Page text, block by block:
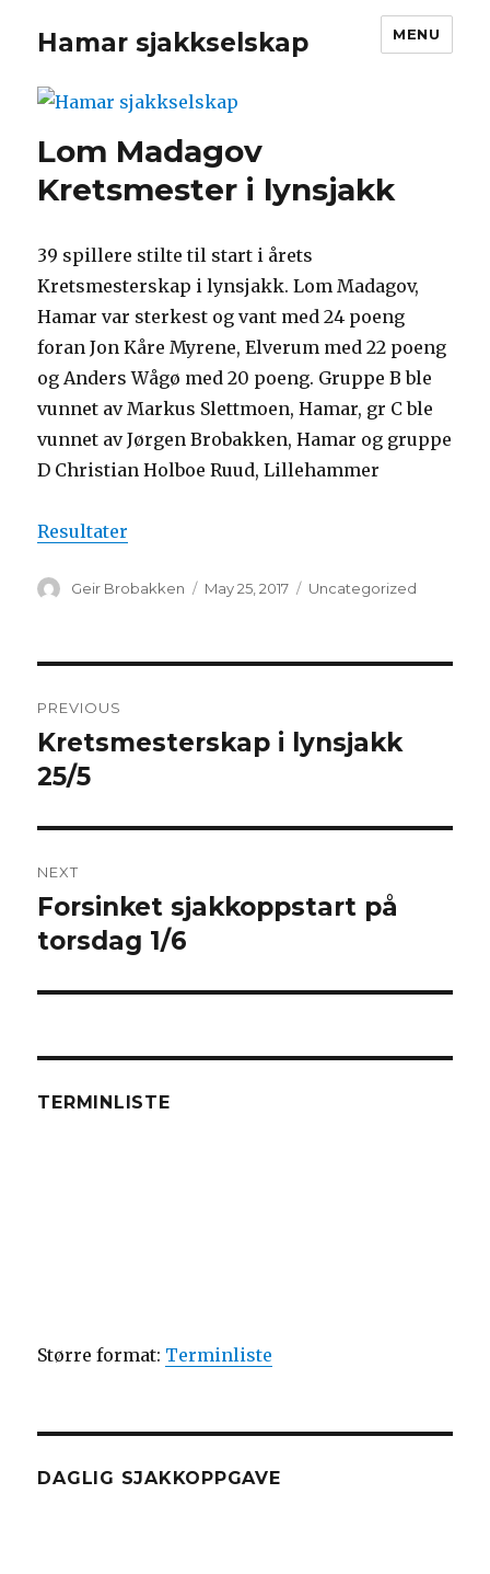
Hamar sjakkselskap MENU
Lom Madagov
Kretsmester i lynsjakk
39 spillere stilte til start i årets
Kretsmesterskap i lynsjakk. Lom Madagov,
Hamar var sterkest og vant med 24 poeng
foran Jon Kåre Myrene, Elverum med 22 poeng
og Anders Wågø med 20 poeng. Gruppe B ble
vunnet av Markus Slettmoen, Hamar, gr C ble
vunnet av Jørgen Brobakken, Hamar og gruppe
D Christian Holboe Ruud, Lillehammer
Resultater
Author
Geir Brobakken
Posted
May 25, 2017 Categories
Uncategorized
navigation
PREVIOUS
Previous
post:
Kretsmesterskap i lynsjakk
25/5
NEXT
Next
post:
Forsinket sjakkoppstart på
torsdag 1/6
TERMINLISTE
Større format: Terminliste
DAGLIG SJAKKOPPGAVE